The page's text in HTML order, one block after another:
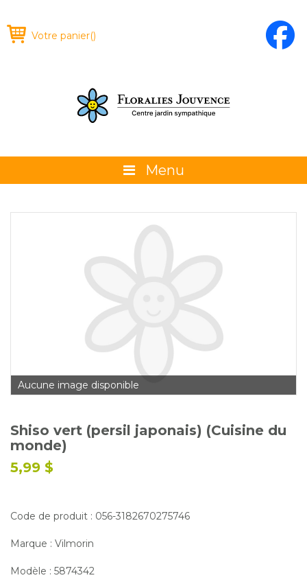
Votre panier()
Menu
La boutique
Promotions et évènements
Calendrier horticole
Emplois
Service à la clientèle
Nous joindre
Aucune image disponible
Shiso vert (persil japonais) (Cuisine du
monde)
5,99 $
Code de produit : 056-3182670275746
Marque : Vilmorin
Modèle : 5874342